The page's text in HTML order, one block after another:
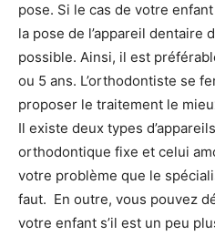
pose. Si le cas de votre
la pose de l’appareil dentaire
possible. Ainsi, il est
ou 5 ans. L’orthodontiste se
proposer le traitement le
Il existe deux types
orthodontique fixe et celui
votre problème que le
faut. En outre, vous pouvez
votre enfant s’il est un peu